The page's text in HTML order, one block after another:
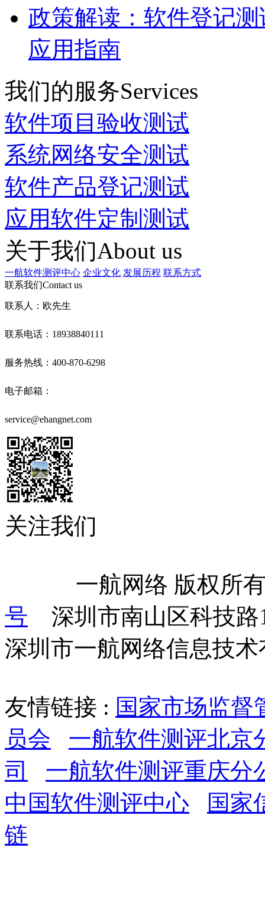
政策解读：软件登记
应用指南
我们的服务Services
软件项目验收测试
系统网络安全测试
软件产品登记测试
应用软件定制测试
关于我们About us
一航软件测评中心 企业文化 发展历程 联系方式
联系我们Contact us
联系人：欧先生
联系电话：18938840111
服务热线：400-870-6298
电子邮箱：
service@ehangnet.com
关注我们
一航网络 版
号
深圳市南山区科技
深圳市一航网络信息技
友情链接 : 国家市场监督
员会
一航软件测评北京
司
一航软件测评重庆分
中国软件测评中心
国家
链